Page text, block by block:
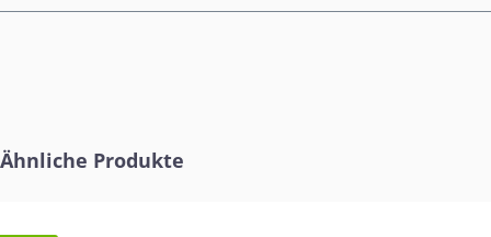
Produktgalerie überspringen
Ähnliche Produkte